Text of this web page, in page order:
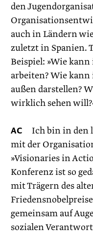
den
auch in Ländern
zuletzt in Spanien.
Beispiel: »Wie
arbeiten? Wie
außen darstellen?
wirklich sehen
AC Ich bin in den
mit der
»Visionaries in
Konferenz ist so
mit Trägern des
gemeinsam auf
sozia­len